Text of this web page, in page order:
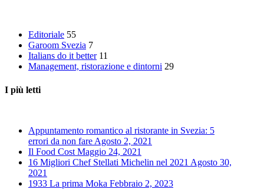
Editoriale 55
Garoom Svezia 7
Italians do it better 11
Management, ristorazione e dintorni 29
I più letti
Appuntamento romantico al ristorante in Svezia: 5
errori da non fare Agosto 2, 2021
Il Food Cost Maggio 24, 2021
16 Migliori Chef Stellati Michelin nel 2021 Agosto 30,
2021
1933 La prima Moka Febbraio 2, 2023